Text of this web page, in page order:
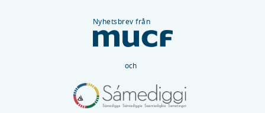
Nyhetsbrev från
och